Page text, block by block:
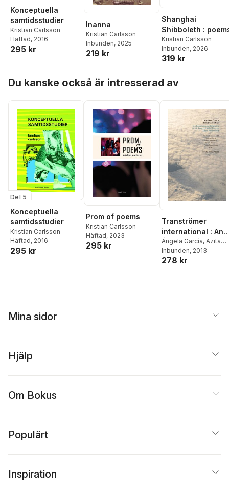
Konceptuella
samtidsstudier
Kristian Carlsson
Häftad, 2016
295 kr
Inanna
Kristian Carlsson
Inbunden, 2025
219 kr
Shanghai
Shibboleth :
Kristian Carlsson
Inbunden, 2026
319 kr
Du kanske också är intresserad av
Del 5
Konceptuella
samtidsstudier
Kristian Carlsson
Häftad, 2016
295 kr
Prom of poems
Kristian Carlsson
Häftad, 2023
295 kr
Tranströmer
international : An
intercontinental
perspective on
poetry of nobel
Ángela García, Azita
Ghahreman,Anisur
Rahman,
Inbunden, 2013
278 kr
Mina sidor
Hjälp
Om Bokus
Populärt
Inspiration